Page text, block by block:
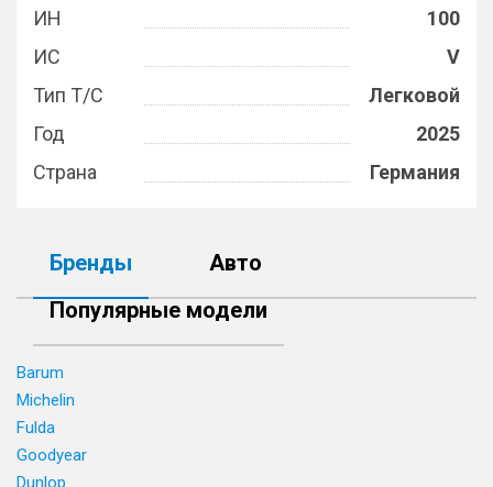
ИН
100
ИС
V
Тип Т/С
Легковой
Год
2025
Страна
Германия
Бренды
Авто
Популярные модели
Barum
Michelin
Fulda
Goodyear
Dunlop